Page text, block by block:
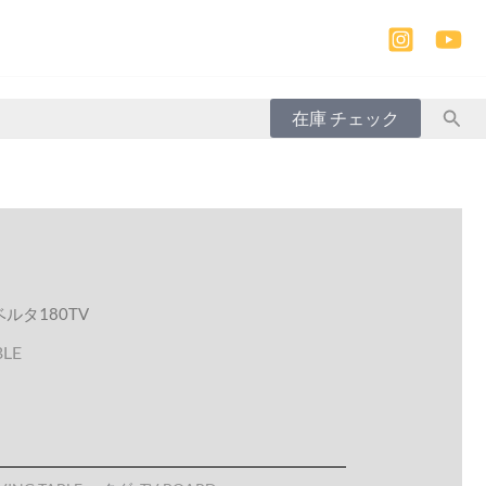
在庫 チェック
検
ルタ180TV